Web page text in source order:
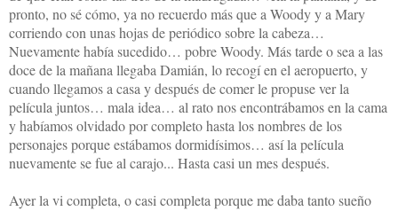
pronto, no sé cómo, ya no recuerdo más que a Woody y a Mary
corriendo con unas hojas de periódico sobre la cabeza…
Nuevamente había sucedido… pobre Woody. Más tarde o sea a las
doce de la mañana llegaba Damián, lo recogí en el aeropuerto, y
cuando llegamos a casa y después de comer le propuse ver la
película juntos… mala idea… al rato nos encontrábamos en la cama
y habíamos olvidado por completo hasta los nombres de los
personajes porque estábamos dormidísimos… así la película
nuevamente se fue al carajo... Hasta casi un mes después.
Ayer la vi completa, o casi completa porque me daba tanto sueño